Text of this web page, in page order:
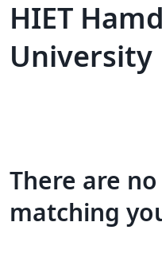
HIET
University
There are
matching